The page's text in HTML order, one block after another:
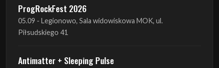
ProgRockFest 2026
05.09 - Legionowo, Sala widowiskowa MOK, ul.
Piłsudskiego 41
Antimatter + Sleeping Pulse